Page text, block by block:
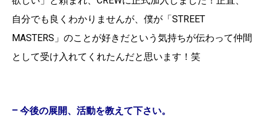
自分でも良くわかりませんが、僕が「STREET
MASTERS」のことが好きだという気持ちが伝わって仲間
として受け入れてくれたんだと思います！笑
– 今後の展開、活動を教えて下さい。